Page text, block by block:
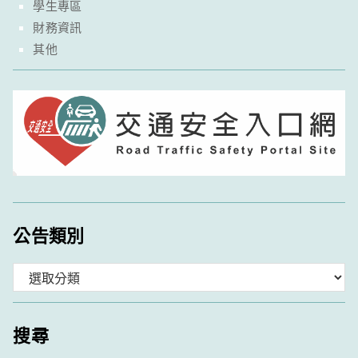
學生專區
財務資訊
其他
公告類別
類
搜尋